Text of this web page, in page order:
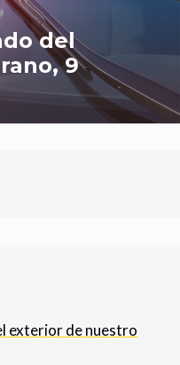
del
9
exterior de nuestro